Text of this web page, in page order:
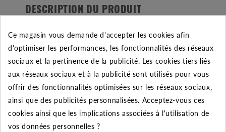
DESCRIPTION DU PRODUIT
Le produit :
- Découvrez le tuyaux goutte à goutte
UNITECHLINE de la marque NETAFIM. Livré en
couronne de 50 mètres se tuyaux diamètre 16 mm est
applicable dans toutes circonstance, y compris
enterrable. Se goutte à goutte possède une multitude
de goutteur autorégulant, cela maintien le débit de 1,6
Ce magasin vous demande d'accepter les cookies afin
d'optimiser les performances, les fonctionnalités des réseaux
sociaux et la pertinence de la publicité. Les cookies tiers liés
aux réseaux sociaux et à la publicité sont utilisés pour vous
offrir des fonctionnalités optimisées sur les réseaux sociaux,
ainsi que des publicités personnalisées. Acceptez-vous ces
cookies ainsi que les implications associées à l'utilisation de
vos données personnelles ?